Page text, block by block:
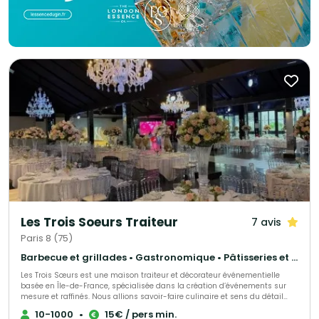
Les Trois Soeurs Traiteur 7 avis
Paris 8 (75)
Barbecue et grillades • Gastronomique • Pâtisseries et desserts
Les Trois Sœurs est une maison traiteur et décorateur événementielle
basée en Île-de-France, spécialisée dans la création d’événements sur
mesure et raffinés. Nous allions savoir-faire culinaire et sens du détail
décoratif pour sublimer mariages, fiançailles et autres célébrations
10-1000 • 15€ / pers min.